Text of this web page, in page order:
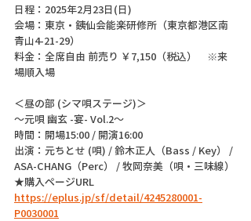
日程：2025年2月23日(日)
会場：東京・銕仙会能楽研修所（東京都港区南
青山4-21-29）
料金：全席自由 前売り ￥7,150（税込）　※来
場順入場
＜昼の部 (シマ唄ステージ)＞
〜元唄 幽玄 -宴- Vol.2〜
時間：開場15:00 / 開演16:00
出演：元ちとせ (唄) / 鈴木正人（Bass / Key） /
ASA-CHANG（Perc） / 牧岡奈美（唄・三味線）
★購入ページURL
https://eplus.jp/sf/detail/4245280001-
P0030001